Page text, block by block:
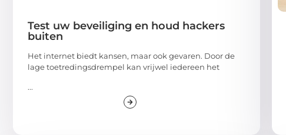
Test uw beveiliging en houd hackers
buiten
Het internet biedt kansen, maar ook gevaren. Door de
lage toetredingsdrempel kan vrijwel iedereen het
...